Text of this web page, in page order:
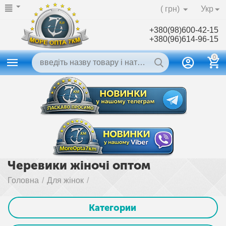
Укр
( грн)
+380(98)600-42-15
+380(96)614-96-15
0
Черевики жіночі оптом
Головна / Для жінок /
Категории